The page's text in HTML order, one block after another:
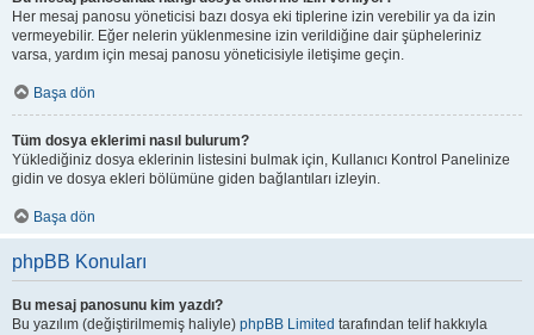
Her mesaj panosu yöneticisi bazı dosya eki tiplerine izin verebilir ya da izin
vermeyebilir. Eğer nelerin yüklenmesine izin verildiğine dair şüpheleriniz
varsa, yardım için mesaj panosu yöneticisiyle iletişime geçin.
Başa dön
Tüm dosya eklerimi nasıl bulurum?
Yüklediğiniz dosya eklerinin listesini bulmak için, Kullanıcı Kontrol Panelinize
gidin ve dosya ekleri bölümüne giden bağlantıları izleyin.
Başa dön
phpBB Konuları
Bu mesaj panosunu kim yazdı?
Bu yazılım (değiştirilmemiş haliyle) phpBB Limited tarafından telif hakkıyla